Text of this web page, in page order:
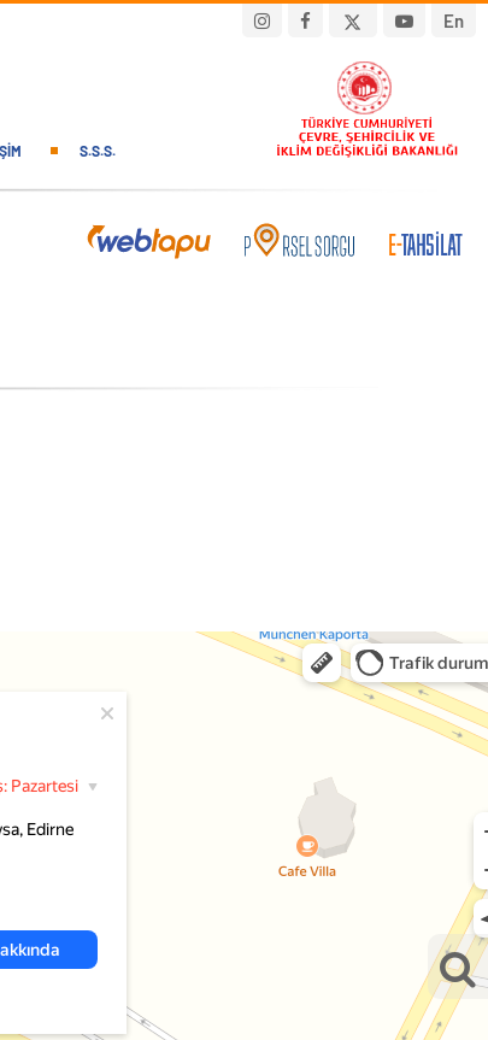
En
S.S.S.